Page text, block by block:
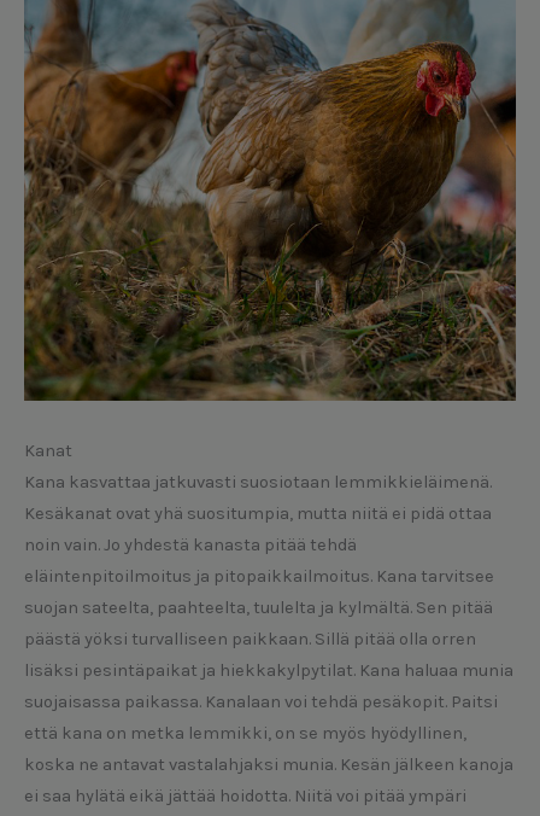
Kanat
Kana kasvattaa jatkuvasti suosiotaan lemmikkieläimenä.
Kesäkanat ovat yhä suositumpia, mutta niitä ei pidä ottaa
noin vain. Jo yhdestä kanasta pitää tehdä
eläintenpitoilmoitus ja pitopaikkailmoitus. Kana tarvitsee
suojan sateelta, paahteelta, tuulelta ja kylmältä. Sen pitää
päästä yöksi turvalliseen paikkaan. Sillä pitää olla orren
lisäksi pesintäpaikat ja hiekkakylpytilat. Kana haluaa munia
suojaisassa paikassa. Kanalaan voi tehdä pesäkopit. Paitsi
että kana on metka lemmikki, on se myös hyödyllinen,
koska ne antavat vastalahjaksi munia. Kesän jälkeen kanoja
ei saa hylätä eikä jättää hoidotta. Niitä voi pitää ympäri